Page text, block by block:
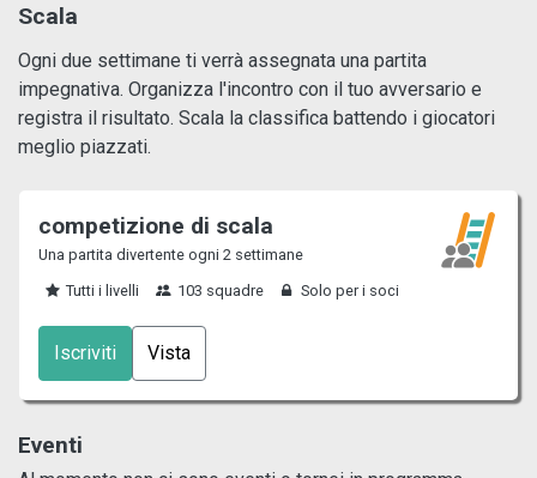
Scala
Ogni due settimane ti verrà assegnata una partita
impegnativa. Organizza l'incontro con il tuo avversario e
registra il risultato. Scala la classifica battendo i giocatori
meglio piazzati.
competizione di scala
Una partita divertente ogni 2 settimane
Tutti i livelli
103 squadre Solo per i soci
Iscriviti Vista
Eventi